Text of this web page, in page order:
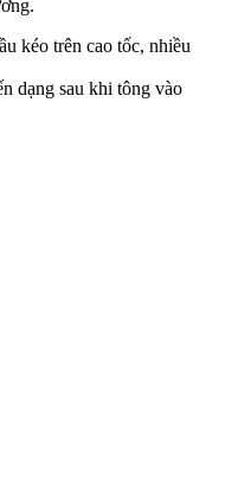
dạng sau khi tông vào